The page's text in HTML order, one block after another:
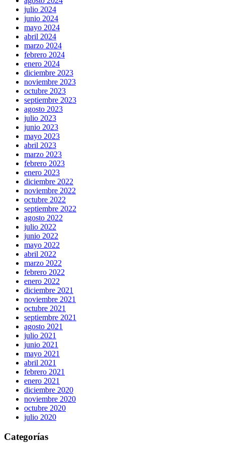
julio 2024
junio 2024
mayo 2024
abril 2024
marzo 2024
febrero 2024
enero 2024
diciembre 2023
noviembre 2023
octubre 2023
septiembre 2023
agosto 2023
julio 2023
junio 2023
mayo 2023
abril 2023
marzo 2023
febrero 2023
enero 2023
diciembre 2022
noviembre 2022
octubre 2022
septiembre 2022
agosto 2022
julio 2022
junio 2022
mayo 2022
abril 2022
marzo 2022
febrero 2022
enero 2022
diciembre 2021
noviembre 2021
octubre 2021
septiembre 2021
agosto 2021
julio 2021
junio 2021
mayo 2021
abril 2021
febrero 2021
enero 2021
diciembre 2020
noviembre 2020
octubre 2020
julio 2020
Categorías